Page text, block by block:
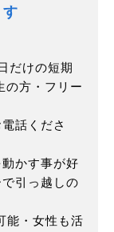
だけの短期
の方・フリー
話くださ
かす事が好
引っ越しの
能・女性も活